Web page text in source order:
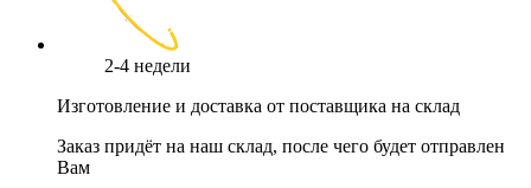
2-4 недели
Изготовление и доставка от поставщика на склад
Заказ придёт на наш склад, после чего будет отправлен
Вам